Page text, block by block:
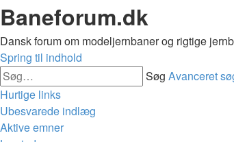
Baneforum.dk
Dansk forum om modeljernbaner og rigtige
Spring til indhold
Søg Avanceret
Hurtige links
Ubesvarede indlæg
Aktive emner